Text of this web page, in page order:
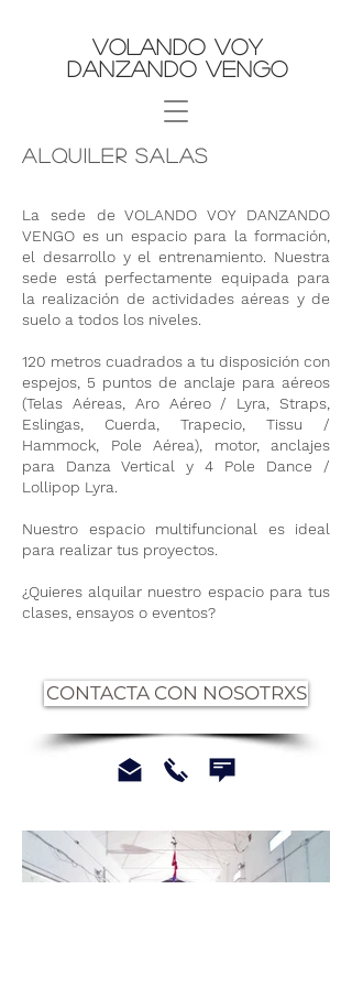
Volando Voy
Danzando Vengo
ALQUILER SALAS
La sede de VOLANDO VOY DANZANDO
VENGO es un espacio para la formación,
el desarrollo y el entrenamiento. Nuestra
sede está perfectamente equipada para
la realización de actividades aéreas y de
suelo a todos los niveles.
120 metros cuadrados a tu disposición con
espejos, 5 puntos de anclaje para aéreos
(Telas Aéreas​, Aro Aéreo / Lyra, Straps,
Eslingas, Cuerda, Trapecio, Tissu /
Hammock, Pole Aérea), motor, anclajes
para Danza Vertical y 4 Pole Dance /
Lollipop Lyra.
Nuestro espacio multifuncional es ideal
para realizar tus proyectos.
¿Quieres alquilar nuestro espacio para tus
clases, ensayos o eventos?
CONTACTA CON NOSOTRXS